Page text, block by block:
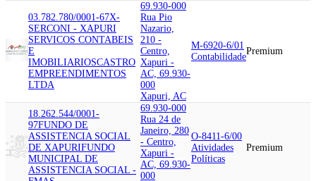
03.782.780/0001-67X-
SERCONI - XAPURI
SERVICOS CONTABEIS
E
IMOBILIARIOSCASTRO
EMPREENDIMENTOS
LTDA
69.930-000
Rua Pio
Nazario,
210 -
Centro,
Xapuri -
AC, 69.930-
000
Xapuri, AC
M-6920-6/01
Contabilidade
Premium
18.262.544/0001-
97FUNDO DE
ASSISTENCIA SOCIAL
DE XAPURIFUNDO
MUNICIPAL DE
ASSISTENCIA SOCIAL -
69.930-000
Rua 24 de
Janeiro, 280
- Centro,
Xapuri -
AC, 69.930-
000
O-8411-6/00
Atividades
Políticas
Premium